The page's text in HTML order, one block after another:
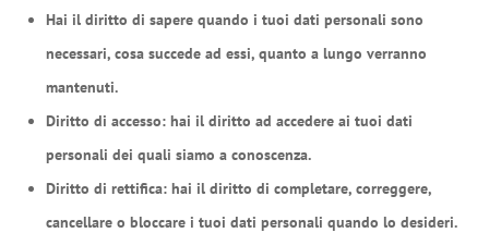
Hai il diritto di sapere quando i tuoi dati personali sono
necessari, cosa succede ad essi, quanto a lungo verranno
mantenuti.
Diritto di accesso: hai il diritto ad accedere ai tuoi dati
personali dei quali siamo a conoscenza.
Diritto di rettifica: hai il diritto di completare, correggere,
cancellare o bloccare i tuoi dati personali quando lo desideri.